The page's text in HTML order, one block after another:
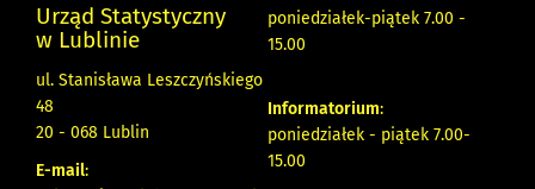
Urząd Statystyczny
w Lublinie
ul. Stanisława Leszczyńskiego
48
20 - 068 Lublin
E-mail:
poniedziałek-piątek 7.00 -
15.00
Informatorium:
poniedziałek - piątek 7.00-
15.00